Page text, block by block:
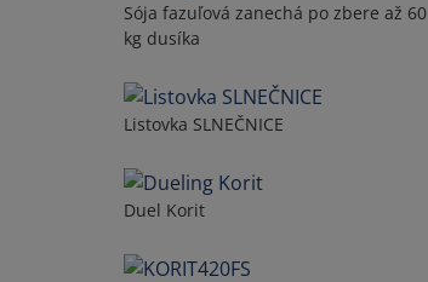
Sója fazuľová zanechá po zbere až 60
kg dusíka
Listovka SLNEČNICE
Duel Korit